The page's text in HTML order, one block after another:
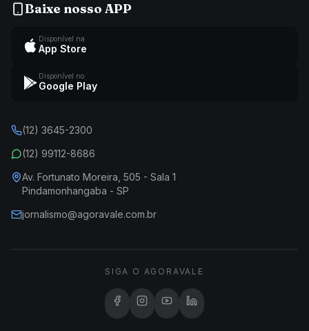
Baixe nosso APP
Disponível na
App Store
Disponível no
Google Play
(12) 3645-2300
(12) 99112-8686
Av. Fortunato Moreira, 505 - Sala 1
Pindamonhangaba - SP
jornalismo@agoravale.com.br
SIGA O AGORAVALE